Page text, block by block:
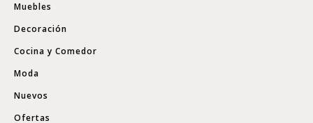
Muebles
Decoración
Cocina y Comedor
Moda
Nuevos
Ofertas